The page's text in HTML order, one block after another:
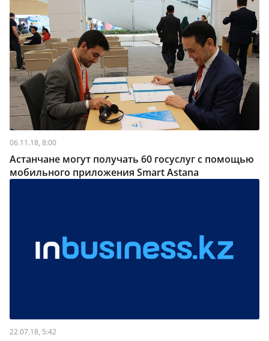
06.11.18, 8:00
Астанчане могут получать 60 госуслуг с помощью
мобильного приложения Smart Astana
22.07.18, 5:42